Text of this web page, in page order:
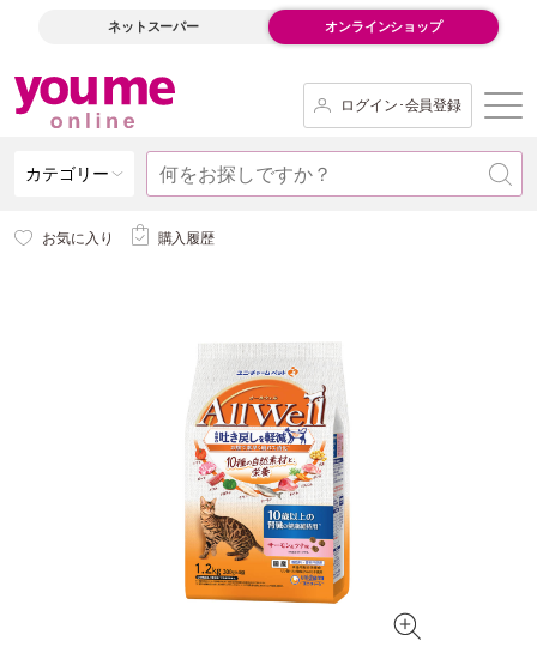
ネットスーパー オンラインショップ
ログイン･会員登録
カテゴリー
お気に入り 購入履歴